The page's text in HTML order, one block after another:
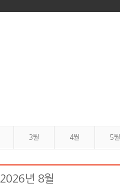
3월 4월 5월
2026년 8월